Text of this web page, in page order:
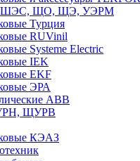
ШЭС, ЩО, ЩЭ, УЭРМ
Турция
RUVinil
Systeme Electric
IEK
EKF
ЭРА
ABB
ЩУРВ
КЭАЗ